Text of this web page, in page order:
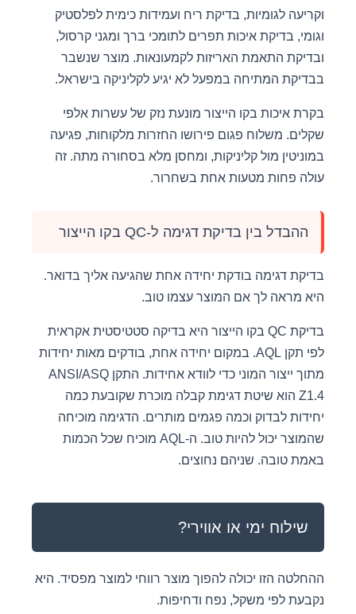
וקריעה לגומיות, בדיקת ריח ועמידות כימית לפלסטיק
וגומי, בדיקת איכות תפרים לתומכי ברך ומגני קרסול,
ובדיקת התאמת האריזות לקמעונאות. מוצר שנשבר
בבדיקת המתיחה במפעל לא יגיע לקליניקה בישראל.
בקרת איכות בקו הייצור מונעת נזק של עשרות אלפי
שקלים. משלוח פגום פירושו החזרות מלקוחות, פגיעה
במוניטין מול קליניקות, ומחסן מלא בסחורה מתה. זה
עולה פחות מטעות אחת בשחרור.
ההבדל בין בדיקת דגימה ל-QC בקו הייצור
בדיקת דגימה בודקת יחידה אחת שהגיעה אליך בדואר.
היא מראה לך אם המוצר עצמו טוב.
בדיקת QC בקו הייצור היא בדיקה סטטיסטית אקראית
לפי תקן AQL. במקום יחידה אחת, בודקים מאות יחידות
מתוך ייצור המוני כדי לוודא אחידות. התקן ANSI/ASQ
Z1.4 הוא שיטת דגימת קבלה מוכרת שקובעת כמה
יחידות לבדוק וכמה פגמים מותרים. הדגימה מוכיחה
שהמוצר יכול להיות טוב. ה-AQL מוכיח שכל הכמות
באמת טובה. שניהם נחוצים.
שילוח ימי או אווירי?
ההחלטה הזו יכולה להפוך מוצר רווחי למוצר מפסיד. היא
נקבעת לפי משקל, נפח ודחיפות.